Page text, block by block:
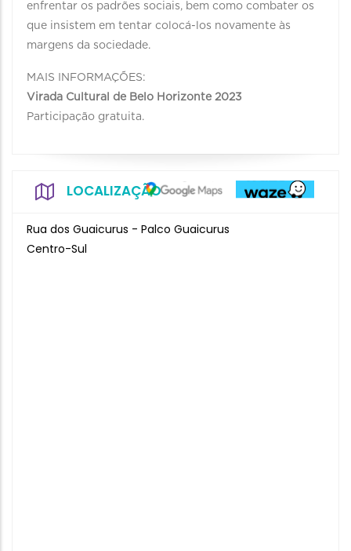
enfrentar os padrões sociais, bem como combater os
que insistem em tentar colocá-los novamente às
margens da sociedade.
MAIS INFORMAÇÕES:
Virada Cultural de Belo Horizonte 2023
Participação gratuita.
LOCALIZAÇÃO
Rua dos Guaicurus - Palco Guaicurus
Centro-Sul